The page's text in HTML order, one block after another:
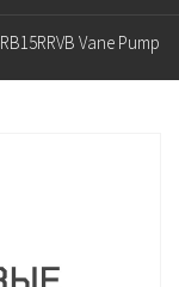
Vane Pump